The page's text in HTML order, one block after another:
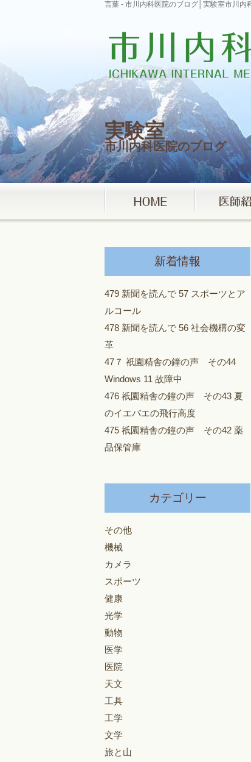
言葉 - 市川内科医院のブログ│実験室市川内
実験室
市川内科医院のブログ
新着情報
479 新聞を読んで 57 スポーツとア
ルコール
478 新聞を読んで 56 社会機構の変
革
47７ 祇園精舎の鐘の声 その44
Windows 11 故障中
476 祇園精舎の鐘の声 その43 夏
のイエバエの飛行高度
475 祇園精舎の鐘の声 その42 薬
品保管庫
カテゴリー
その他
機械
カメラ
スポーツ
健康
光学
動物
医学
医院
天文
工具
工学
文学
旅と山